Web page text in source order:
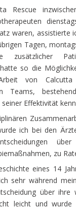
Rescue
waren, assistierte
Tagen,
zusätzlicher
so die
von
Teams,
Effektivität
ich bei den
zu
eines 14
sehr während
über ihre
leicht und wurde